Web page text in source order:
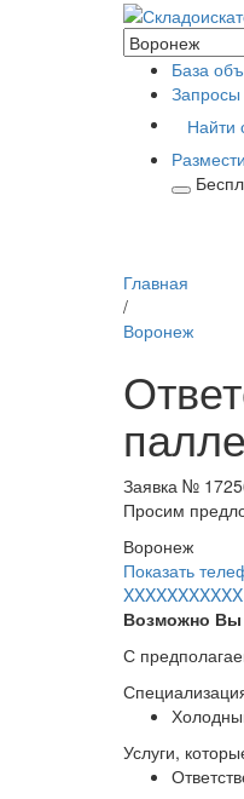
База
Запросы
Найти
Главная
/
Воронеж
Заявка №
Просим
Воронеж
Показать
XXXXXXXXXXX
Возможно Вы
С
Услуги,